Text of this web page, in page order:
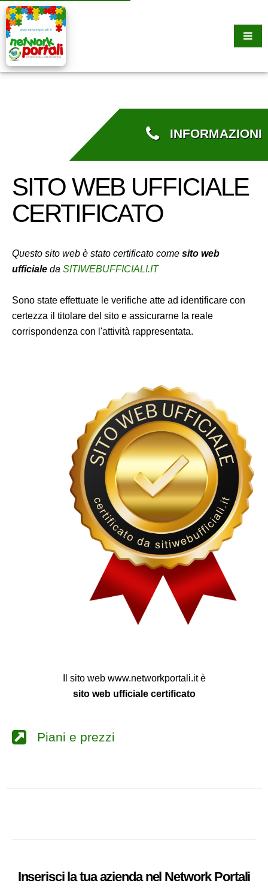
INFORMAZIONI
SITO WEB UFFICIALE
CERTIFICATO
Questo sito web è stato certificato come sito web
ufficiale da SITIWEBUFFICIALI.IT
Sono state effettuate le verifiche atte ad identificare con
certezza il titolare del sito e assicurarne la reale
corrispondenza con l'attività rappresentata.
Il sito web www.networkportali.it è
sito web ufficiale certificato
Piani e prezzi
Inserisci la tua azienda nel NetworkPortali